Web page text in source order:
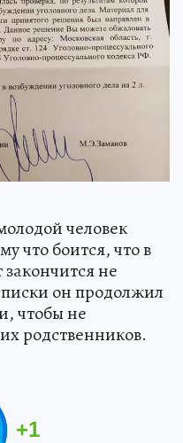
человек
что боится, что в
не
он продолжил
чтобы не
родственников.
+1